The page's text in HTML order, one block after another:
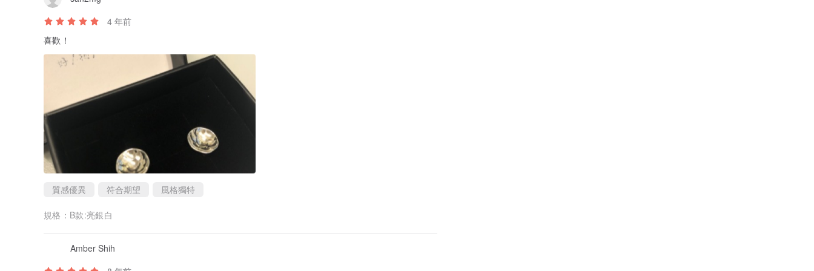
4 年前
喜歡！
質感優異 符合期望 風格獨特
規格： B款:亮銀白
Amber Shih